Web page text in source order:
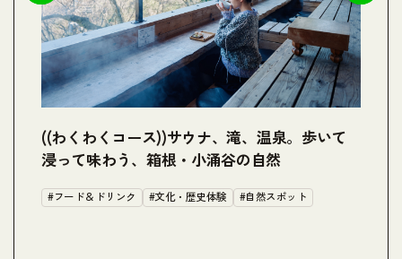
((わくわくコース))サウナ、滝、温泉。歩いて
浸って味わう、箱根・小涌谷の自然
#フード＆ドリンク #文化・歴史体験 #自然スポット